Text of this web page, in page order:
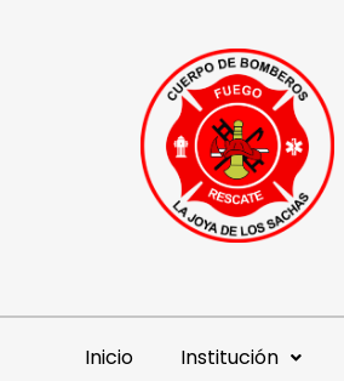
Inicio Institución